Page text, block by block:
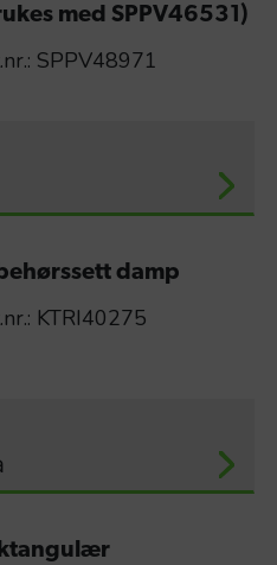
med SPPV46531)
SPPV48971
damp
KTRI40275